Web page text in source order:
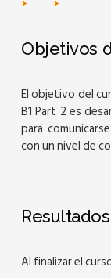
Objetivos
El objetivo del
B1 Part 2 es
para
con un nivel de
Al finalizar el